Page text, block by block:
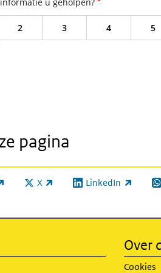
2 3 4 5
pagina
X
(externe link) LinkedIn
(externe link)
Over
Cookies